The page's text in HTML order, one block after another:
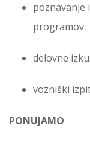
poznavanje
programov
delovne
vozniški
PONUJAMO